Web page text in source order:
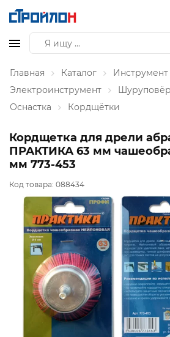
Главная Каталог
Инструмент
Электроинструмент
Оснастка
Кордщётки
Кордщетка для дрели
ПРАКТИКА 63 мм
мм 773-453
Код товара: 088434